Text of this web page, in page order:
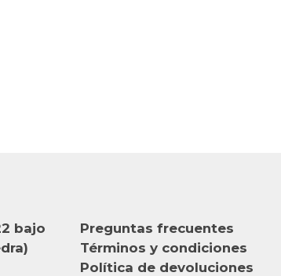
bajo
Preguntas frecuentes
Términos y condiciones
Política de devoluciones